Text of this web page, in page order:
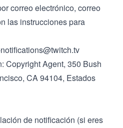
correo electrónico, correo
las instrucciones para
Copyright Agent, 350 Bush
CA 94104, Estados
de notificación (si eres